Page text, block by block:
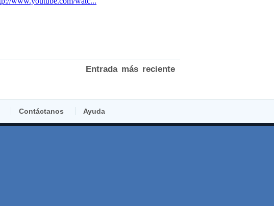
Entrada más reciente
Contáctanos Ayuda